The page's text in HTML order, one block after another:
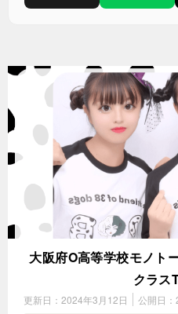
大阪府O高等学校モノト
クラス
更新日： 2024年3月12日 公開日：